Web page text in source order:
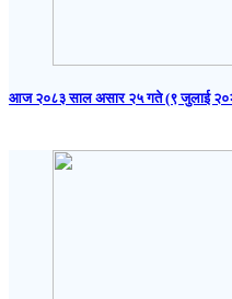
आज २०८३ साल असार २५ गते (९ जुलाई